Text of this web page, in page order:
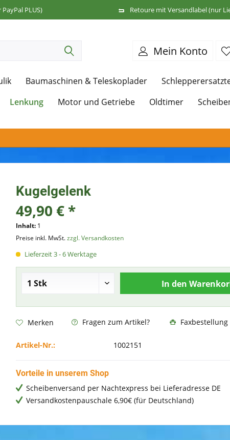
PLUS) Retoure mit Versandlabel (nur
Mein Konto
Baumaschinen & Teleskoplader
Lenkung Motor und Getriebe Oldtimer
Kugelgelenk
49,90 € *
Inhalt: 1
Preise inkl. MwSt.zzgl. Versandkosten
Lieferzeit 3 - 6 Werktage
In den
Merken Fragen zum Artikel? Faxbestellung
Artikel-Nr.: 1002151
Vorteile in unserem Shop
Scheibenversand per Nachtexpress bei Lieferadresse DE
Versandkostenpauschale 6,90€ (für Deutschland)